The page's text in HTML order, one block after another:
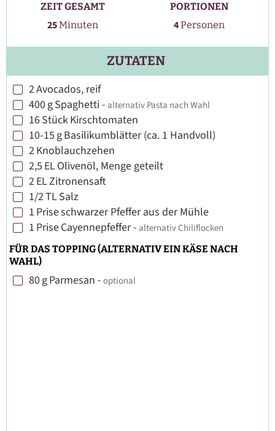
ZEIT GESAMT
25Minuten
Minuten
PORTIONEN
4Personen
ZUTATEN
▢
2Avocados, reif
▢
400gSpaghetti - alternativ Pasta nach Wahl
▢
16StückKirschtomaten
▢
10-15gBasilikumblätter (ca. 1 Handvoll)
▢
2Knoblauchzehen
▢
2,5 ELOlivenöl, Menge geteilt
▢
2ELZitronensaft
▢
1/2TLSalz
▢
1 Priseschwarzer Pfeffer aus der Mühle
▢
1 PriseCayennepfeffer- alternativ Chiliflocken
FÜR DAS TOPPING (ALTERNATIV EIN KÄSE NACH
WAHL)
▢
80gParmesan - optional